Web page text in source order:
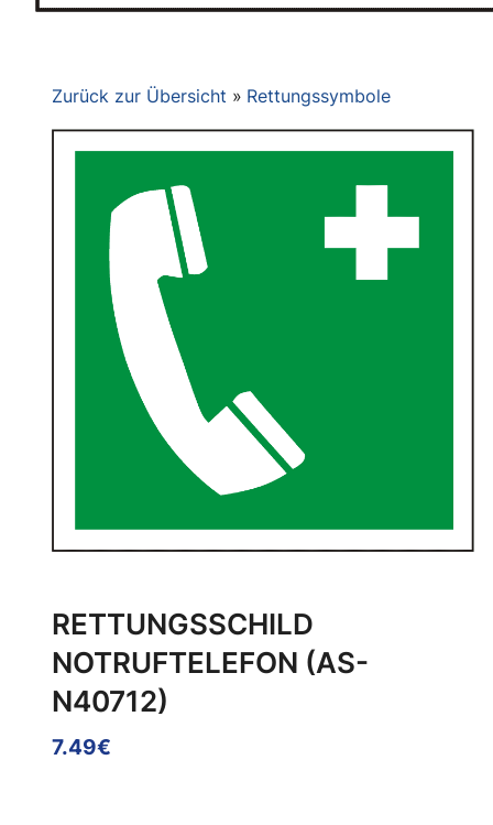
Zurück zur Übersicht Rettungssymbole
RETTUNGSSCHILD
NOTRUFTELEFON (AS-
N40712)
7.49€